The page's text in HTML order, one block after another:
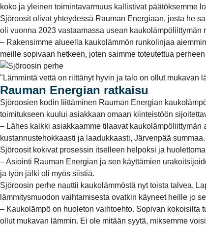
koko ja yleinen toimintavarmuus kallistivat päätöksemme
Sjöroosit olivat yhteydessä Rauman Energiaan, josta he
oli vuonna 2023 vastaamassa usean kaukolämpöliittymän
– Rakensimme alueella kaukolämmön runkolinjaa
meille sopivaan hetkeen, joten saimme toteutettua
"Lämmintä vettä on riittänyt hyvin ja talo on ollut mukavan
Rauman Energian ratkaisu
Sjöroosien kodin liittäminen Rauman Energian
toimitukseen kuului asiakkaan omaan kiinteistöön
– Lähes kaikki asiakkaamme tilaavat
kustannustehokkaasti ja laadukkaasti, Järvenpää summaa.
Sjöroosit kokivat prosessin itselleen helpoksi ja
– Asiointi Rauman Energian ja sen käyttämien
ja työn jälki oli myös siistiä.
Sjöroosin perhe nauttii kaukolämmöstä nyt toista talvea.
lämmitysmuodon vaihtamisesta ovatkin käyneet heille jo
– Kaukolämpö on huoleton vaihtoehto. Sopivan kokoisilta
ollut mukavan lämmin. Ei ole mitään syytä, miksemme